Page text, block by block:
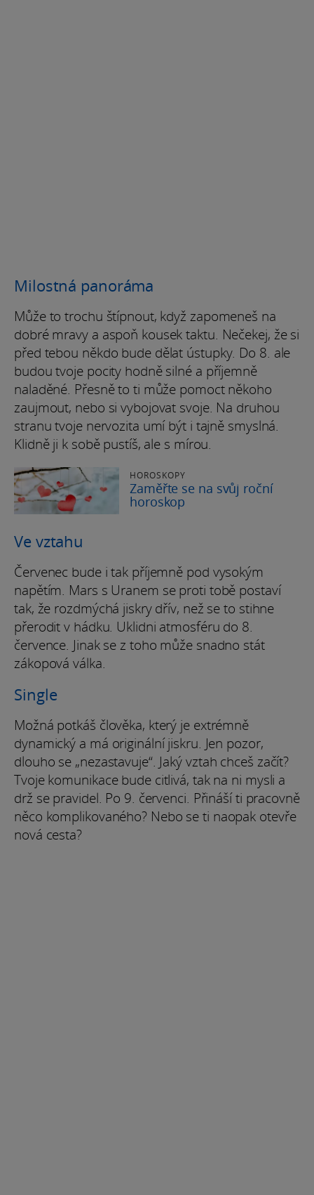
Milostná panoráma
Může to trochu štípnout, když zapomeneš na
dobré mravy a aspoň kousek taktu. Nečekej, že si
před tebou někdo bude dělat ústupky. Do 8. ale
budou tvoje pocity hodně silné a příjemně
naladěné. Přesně to ti může pomoct někoho
zaujmout, nebo si vybojovat svoje. Na druhou
stranu tvoje nervozita umí být i tajně smyslná.
Klidně ji k sobě pustíš, ale s mírou.
HOROSKOPY
Zaměřte se na svůj roční
horoskop
Ve vztahu
Červenec bude i tak příjemně pod vysokým
napětím. Mars s Uranem se proti tobě postaví
tak, že rozdmýchá jiskry dřív, než se to stihne
přerodit v hádku. Uklidni atmosféru do 8.
července. Jinak se z toho může snadno stát
zákopová válka.
Single
Možná potkáš člověka, který je extrémně
dynamický a má originální jiskru. Jen pozor,
dlouho se „nezastavuje“. Jaký vztah chceš začít?
Tvoje komunikace bude citlivá, tak na ni mysli a
drž se pravidel. Po 9. červenci. Přináší ti pracovně
něco komplikovaného? Nebo se ti naopak otevře
nová cesta?